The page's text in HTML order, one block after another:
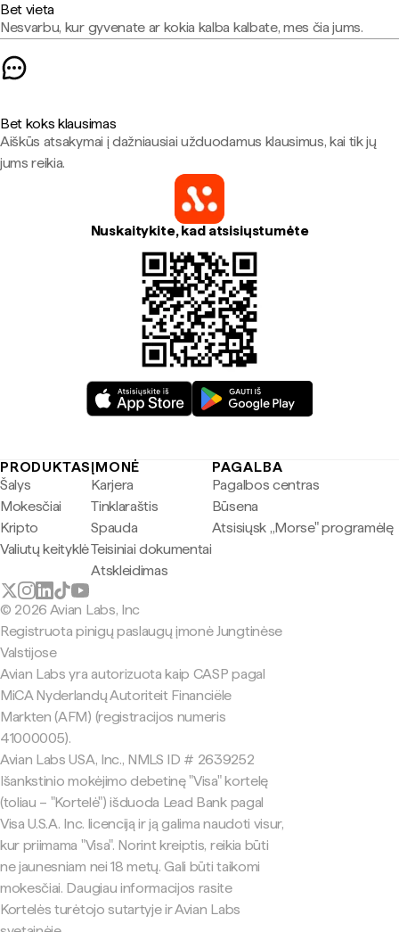
Bet vieta
Nesvarbu, kur gyvenate ar kokia kalba kalbate, mes čia jums.
Bet koks klausimas
Aiškūs atsakymai į dažniausiai užduodamus klausimus, kai tik jų
jums reikia.
Nuskaitykite, kad atsisiųstumėte
PRODUKTAS
Šalys
Mokesčiai
Kripto
Valiutų keityklė
ĮMONĖ
Karjera
Tinklaraštis
Spauda
Teisiniai dokumentai
Atskleidimas
PAGALBA
Pagalbos centras
Būsena
Atsisiųsk „Morse" programėlę
© 2026 Avian Labs, Inc
Registruota pinigų paslaugų įmonė Jungtinėse
Valstijose
Avian Labs yra autorizuota kaip CASP pagal
MiCA Nyderlandų Autoriteit Financiële
Markten (AFM) (registracijos numeris
41000005).
Avian Labs USA, Inc., NMLS ID # 2639252
Išankstinio mokėjimo debetinę "Visa" kortelę
(toliau – "Kortelė") išduoda Lead Bank pagal
Visa U.S.A. Inc. licenciją ir ją galima naudoti visur,
kur priimama "Visa". Norint kreiptis, reikia būti
ne jaunesniam nei 18 metų. Gali būti taikomi
mokesčiai. Daugiau informacijos rasite
Kortelės turėtojo sutartyje ir Avian Labs